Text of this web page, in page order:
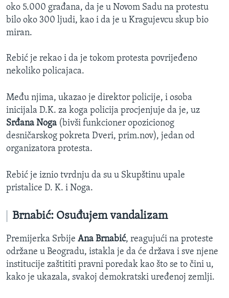
oko 5.000 građana, da je u Novom Sadu na protestu
bilo oko 300 ljudi, kao i da je u Kragujevcu skup bio
miran.
Rebić je rekao i da je tokom protesta povrijeđeno
nekoliko policajaca.
Među njima, ukazao je direktor policije, i osoba
inicijala D.K. za koga policija procjenjuje da je, uz
Srđana Noga (bivši funkcioner opozicionog
desničarskog pokreta Dveri, prim.nov), jedan od
organizatora protesta.
Rebić je iznio tvrdnju da su u Skupštinu upale
pristalice D. K. i Noga.
Brnabić: Osuđujem vandalizam
Premijerka Srbije Ana Brnabić, reagujući na proteste
održane u Beogradu, istakla je da će država i sve njene
institucije zaštititi pravni poredak kao što se to čini u,
kako je ukazala, svakoj demokratski uređenoj zemlji.